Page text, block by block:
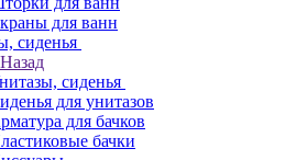
для ванн
сиденья
Назад
сиденья
для унитазов
для бачков
бачки